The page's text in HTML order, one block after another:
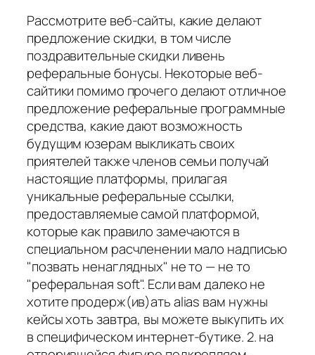
Рассмотрите веб-сайты, какие делают
предложение скидки, в том числе
поздравительные скидки ливень
реферальные бонусы. Некоторые веб-
сайтики помимо прочего делают отличное
предложение реферальные программные
средства, какие дают возможность
будущим юзерам выкликать своих
приятелей также членов семьи получай
настоящие платформы, прилагая
уникальные реферальные ссылки,
предоставляемые самой платформой,
которые как правило замечаются в
специальном расчленении мало надписью
"позвать ненаглядных" не то — не то
"реферальная soft". Если вам далеко не
хотите продерж(ив)ать alias вам нужны
кейсы хоть завтра, вы можете выкупить их
в специфическом интернет-бутике. 2. на